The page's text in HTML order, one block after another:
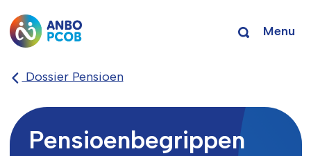
Menu
Dossier Pensioen
Pensioenbegrippen